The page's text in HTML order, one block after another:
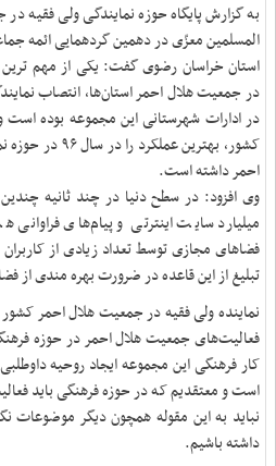
به گزارش پایگاه حوزه نمایندگی ولی فقیه
المسلمین معزّی در دهمین گردهمایی ائمه
استان خراسان رضوی گفت: یکی از مهم ترین
در جمعیت هلال احمر استان‌ها، انتصاب
کشور، بهترین
احمر داشته است.
وی افزود: در سطح دنیا در چند ثانیه
میلیارد سایت اینترتی و پیام‌های
فضاهای مجازی توسط تعداد زیادی از
تبلیغ از این قاعده در ضرورت بهره مندی
فعالیت‌های جمعیت هلال احمر در حوزه
کار فرهنگی این مجموعه ایجاد روحیه
است و معتقدیم که در حوزه فرهنگی باید
نباید به این مقوله همچون دیگر موضوعات
داشته باشیم.